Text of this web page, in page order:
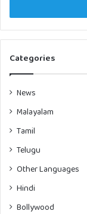
Categories
News
Malayalam
Tamil
Telugu
Other Languages
Hindi
Bollywood